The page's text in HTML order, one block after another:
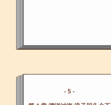
- 5 -